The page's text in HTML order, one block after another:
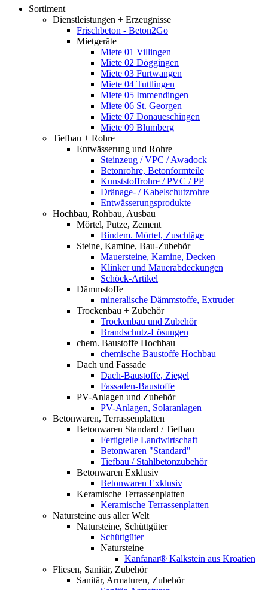
Sortiment
Dienstleistungen + Erzeugnisse
Frischbeton - Beton2Go
Mietgeräte
Miete 01 Villingen
Miete 02 Döggingen
Miete 03 Furtwangen
Miete 04 Tuttlingen
Miete 05 Immendingen
Miete 06 St. Georgen
Miete 07 Donaueschingen
Miete 09 Blumberg
Tiefbau + Rohre
Entwässerung und Rohre
Steinzeug / VPC / Awadock
Betonrohre, Betonformteile
Kunststoffrohre / PVC / PP
Dränage- / Kabelschutzrohre
Entwässerungsprodukte
Hochbau, Rohbau, Ausbau
Mörtel, Putze, Zement
Bindem. Mörtel, Zuschläge
Steine, Kamine, Bau-Zubehör
Mauersteine, Kamine, Decken
Klinker und Mauerabdeckungen
Schöck-Artikel
Dämmstoffe
mineralische Dämmstoffe, Extruder
Trockenbau + Zubehör
Trockenbau und Zubehör
Brandschutz-Lösungen
chem. Baustoffe Hochbau
chemische Baustoffe Hochbau
Dach und Fassade
Dach-Baustoffe, Ziegel
Fassaden-Baustoffe
PV-Anlagen und Zubehör
PV-Anlagen, Solaranlagen
Betonwaren, Terrassenplatten
Betonwaren Standard / Tiefbau
Fertigteile Landwirtschaft
Betonwaren "Standard"
Tiefbau / Stahlbetonzubehör
Betonwaren Exklusiv
Betonwaren Exklusiv
Keramische Terrassenplatten
Keramische Terrassenplatten
Natursteine aus aller Welt
Natursteine, Schüttgüter
Schüttgüter
Natursteine
Kanfanar® Kalkstein aus Kroatien
Fliesen, Sanitär, Zubehör
Sanitär, Armaturen, Zubehör